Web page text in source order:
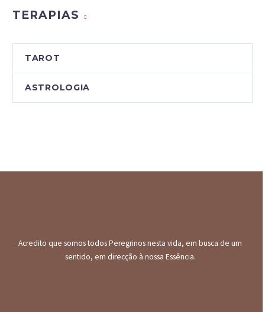
TERAPIAS
TAROT
ASTROLOGIA
Acredito que somos todos Peregrinos nesta vida, em busca de um
sentido, em direcção à nossa Essência.